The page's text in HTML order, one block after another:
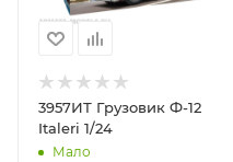
3957ИТ Грузовик Ф-12
Italeri 1/24
Мало